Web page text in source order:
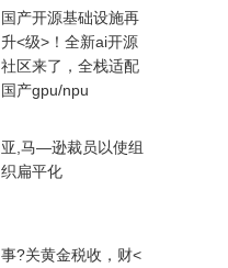
国产开源基础设施再
升<级>！全新ai开源
社区来了，全栈适配
国产gpu/npu
亚,马—逊裁员以使组
织扁平化
事?关黄金税收，财<